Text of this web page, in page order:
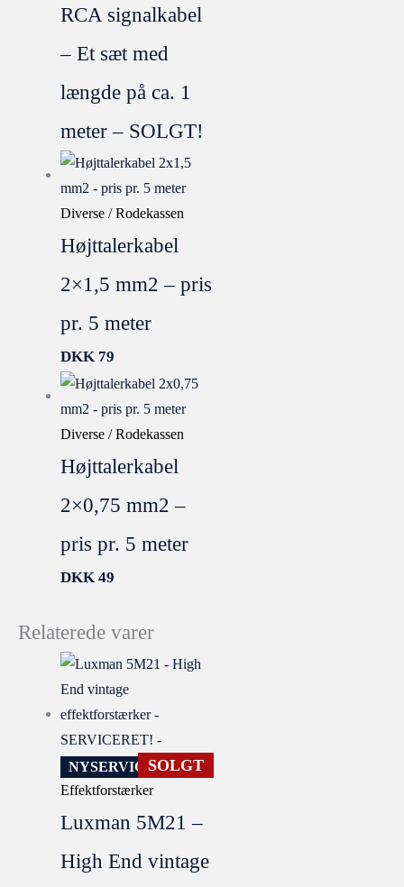
RCA signalkabel
– Et sæt med
længde på ca. 1
meter – SOLGT!
Diverse / Rodekassen
Højttalerkabel
2×1,5 mm2 – pris
pr. 5 meter
DKK79
Diverse / Rodekassen
Højttalerkabel
2×0,75 mm2 –
pris pr. 5 meter
DKK49
Relaterede varer
NYSERVICERET
SOLGT
Effektforstærker
Luxman 5M21 –
High End vintage